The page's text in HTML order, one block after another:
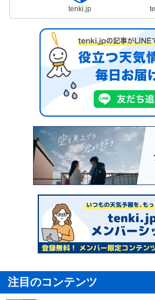
tenki.jp
注目のコンテンツ